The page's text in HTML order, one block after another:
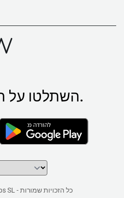
השתלטו על הבריאות שלכם.
© 2026 Fewlaps SL - כל הזכויות שמורות